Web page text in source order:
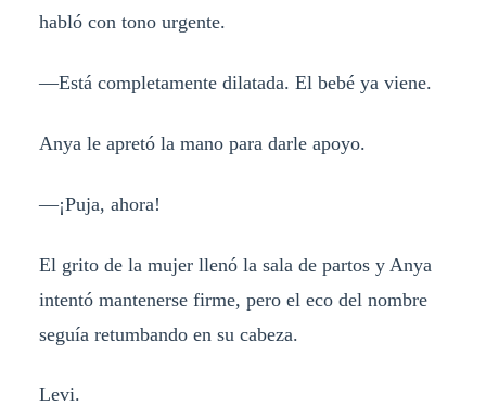
habló con tono urgente.
—Está completamente dilatada. El bebé ya viene.
Anya le apretó la mano para darle apoyo.
—¡Puja, ahora!
El grito de la mujer llenó la sala de partos y Anya
intentó mantenerse firme, pero el eco del nombre
seguía retumbando en su cabeza.
Levi.